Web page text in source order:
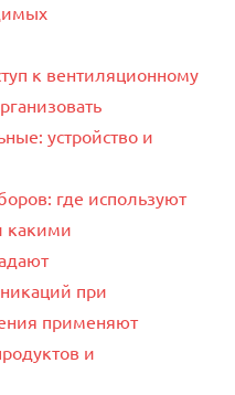
к вентиляционному
устройство и
где используют
какими
при
применяют
и